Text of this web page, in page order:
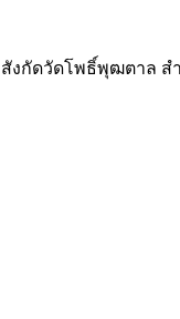
งกัดวัดโพธิ์พุฒตาล ส